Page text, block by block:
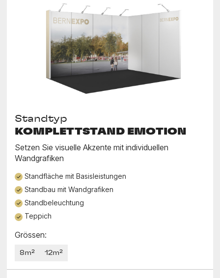
Standtyp
KOMPLETTSTAND EMOTION
Setzen Sie visuelle Akzente mit individuellen
Wandgrafiken
Standfläche mit Basisleistungen
Standbau mit Wandgrafiken
Standbeleuchtung
Teppich
Grössen:
8m² 12m²